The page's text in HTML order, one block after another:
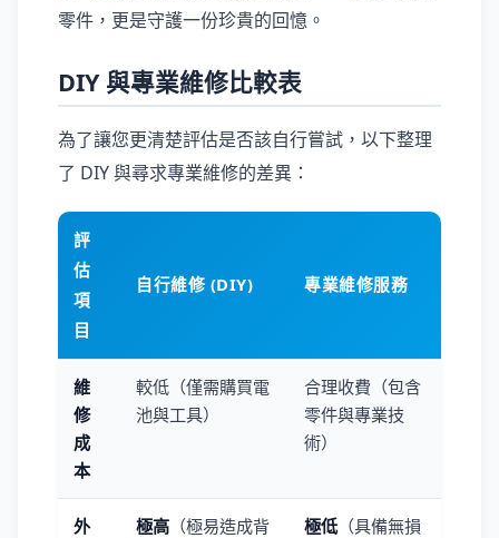
零件，更是守護一份珍貴的回憶。
DIY 與專業維修比較表
為了讓您更清楚評估是否該自行嘗試，以下整理
了 DIY 與尋求專業維修的差異：
評
估
項
目
自行維修 (DIY) 專業維修服務
維
修
成
本
較低（僅需購買電
池與工具）
合理收費（包含
零件與專業技
術）
外
極高 （極易造成背
極低（具備無損